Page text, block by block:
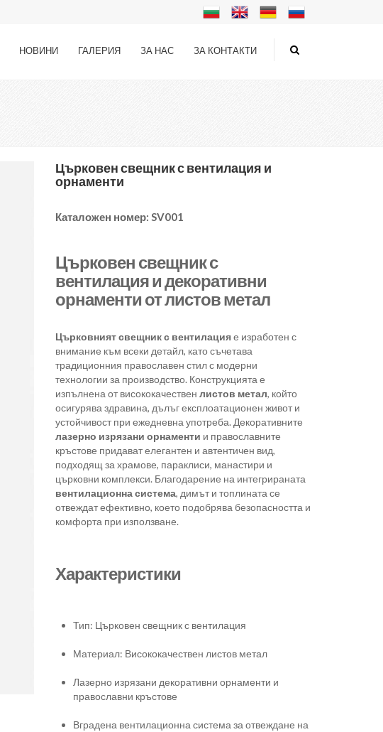
НОВИНИ ГАЛЕРИЯ ЗА НАС ЗА КОНТАКТИ
Църковен свещник с вентилация и
орнаменти
Каталожен номер: SV001
Църковен свещник с
вентилация и декоративни
орнаменти от листов метал
Църковният свещник с вентилацияе изработен с
внимание към всеки детайл, като съчетава
традиционния православен стил с модерни
технологии за производство. Конструкцията е
изпълнена от висококачествен листов метал, който
осигурява здравина, дълъг експлоатационен живот и
устойчивост при ежедневна употреба. Декоративните
лазерно изрязани орнаменти и православните
кръстове придават елегантен и автентичен вид,
подходящ за храмове, параклиси, манастири и
църковни комплекси. Благодарение на интегрираната
вентилационна система, димът и топлината се
отвеждат ефективно, което подобрява безопасността и
комфорта при използване.
Характеристики
Тип: Църковен свещник с вентилация
Материал: Висококачествен листов метал
Лазерно изрязани декоративни орнаменти и
православни кръстове
Вградена вентилационна система за отвеждане на